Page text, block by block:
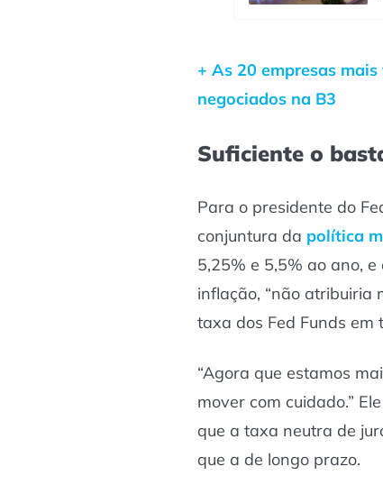
+ As 20 empresas
negociados na B3
Suficiente o
Para o presidente do
conjuntura da política
5,25% e 5,5% ao ano,
inflação, “não atribuiria
taxa dos Fed Funds em
“Agora que estamos
mover com cuidado.”
que a taxa neutra de
que a de longo prazo.